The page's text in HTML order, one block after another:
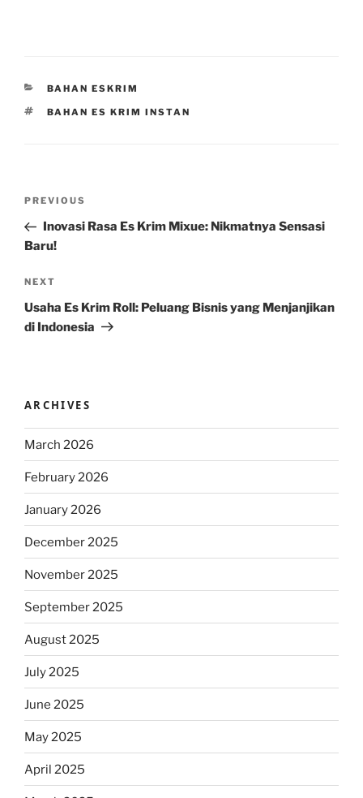
CATEGORIES
BAHAN ESKRIM
TAGS
BAHAN ES KRIM INSTAN
Previous
Post
PREVIOUS
Inovasi Rasa Es Krim Mixue: Nikmatnya Sensasi
Baru!
Next
Post
NEXT
Usaha Es Krim Roll: Peluang Bisnis yang Menjanjikan
di Indonesia
ARCHIVES
March 2026
February 2026
January 2026
December 2025
November 2025
September 2025
August 2025
July 2025
June 2025
May 2025
April 2025